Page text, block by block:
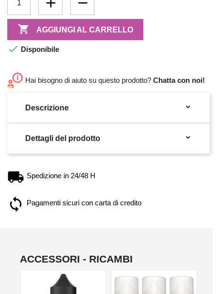
 AGGIUNGI AL CARRELLO
 Disponibile
Hai bisogno di aiuto su questo prodotto? Chatta con noi!
Descrizione 
Dettagli del prodotto 
Spedizione in 24/48 H
Pagamenti sicuri con carta di credito
ACCESSORI - RICAMBI